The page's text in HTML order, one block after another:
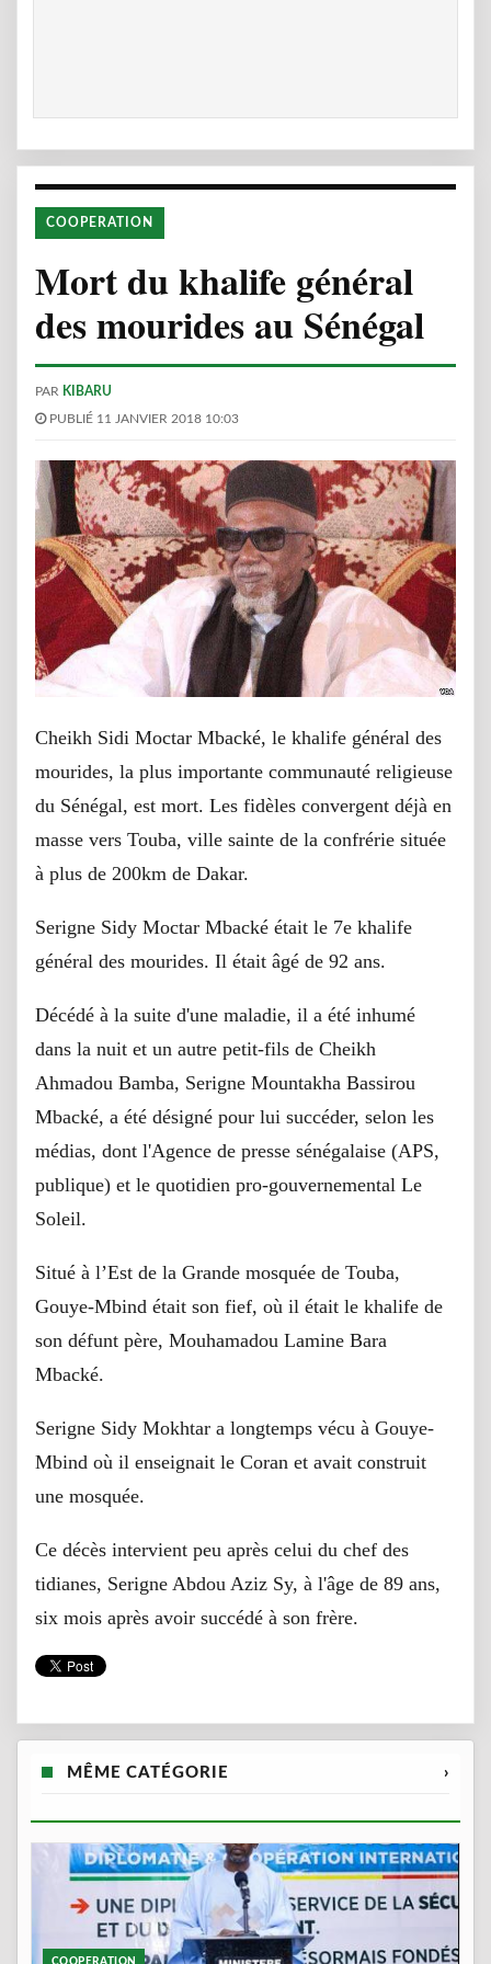
COOPERATION
Mort du khalife général
des mourides au Sénégal
PAR KIBARU
PUBLIÉ 11 JANVIER 2018 10:03
Cheikh Sidi Moctar Mbacké, le khalife général des
mourides, la plus importante communauté religieuse
du Sénégal, est mort. Les fidèles convergent déjà en
masse vers Touba, ville sainte de la confrérie située
à plus de 200km de Dakar.
Serigne Sidy Moctar Mbacké était le 7e khalife
général des mourides. Il était âgé de 92 ans.
Décédé à la suite d'une maladie, il a été inhumé
dans la nuit et un autre petit-fils de Cheikh
Ahmadou Bamba, Serigne Mountakha Bassirou
Mbacké, a été désigné pour lui succéder, selon les
médias, dont l'Agence de presse sénégalaise (APS,
publique) et le quotidien pro-gouvernemental Le
Soleil.
Situé à l’Est de la Grande mosquée de Touba,
Gouye-Mbind était son fief, où il était le khalife de
son défunt père, Mouhamadou Lamine Bara
Mbacké.
Serigne Sidy Mokhtar a longtemps vécu à Gouye-
Mbind où il enseignait le Coran et avait construit
une mosquée.
Ce décès intervient peu après celui du chef des
tidianes, Serigne Abdou Aziz Sy, à l'âge de 89 ans,
six mois après avoir succédé à son frère.
MÊME CATÉGORIE ›
COOPERATION